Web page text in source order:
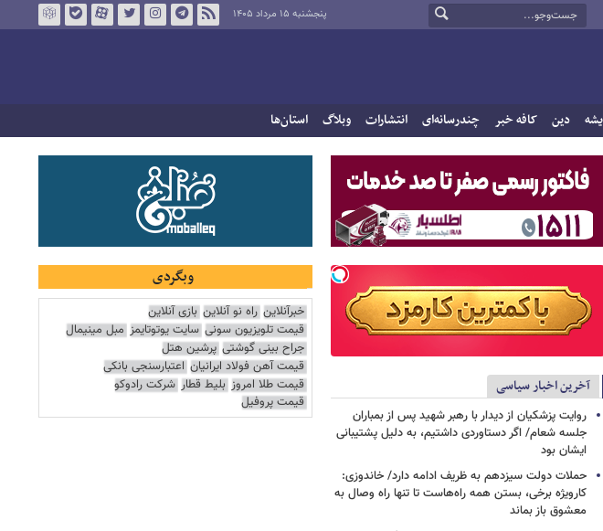
پنجشنبه ۱۵ مرداد ۱۴۰۵
دین کافه خبر چندرسانه‌ای انتشارات وبلاگ استان‌ها
آخرین اخبار سیاسی
روایت پزشکیان از دیدار با رهبر شهید پس از بمباران
جلسه شعام/ اگر دستاوردی داشتیم، به دلیل پشتیبانی
ایشان بود
حملات دولت سیزدهم به ظریف ادامه دارد/ خاندوزی:
کارویژه برخی، بستن همه راه‌هاست تا تنها راه وصال به
معشوق باز بماند
وبگردی
خبرآنلاین راه نو آنلاین بازی آنلاین
قیمت تلویزیون سونی سایت یوتوتایمز مبل مینیمال
جراح بینی گوشتی پرشین هتل
قیمت آهن فولاد ایرانیان اعتبارسنجی بانکی
قیمت طلا امروز بلیط قطار شرکت رادوکو
قیمت پروفیل